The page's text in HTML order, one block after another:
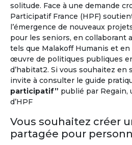
solitude. Face à une demande
Participatif France (HPF)
l’émergence de nouveaux
pour les seniors, en collaborant
tels que Malakoff Humanis et
œuvre de politiques publiques
d’habitat2. Si vous souhaitez en
invite à consulter le guide
participatif” publié par
d’HPF
Vous souhaitez créer
partagée pour
À l'année ou pour